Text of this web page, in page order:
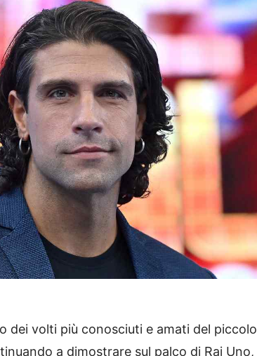
dei volti più conosciuti e amati del
a dimostrare sul palco di Rai